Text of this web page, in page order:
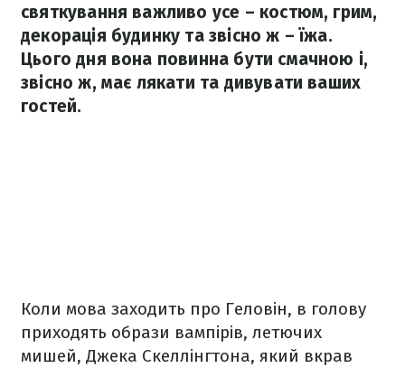
святкування важливо усе – костюм, грим,
декорація будинку та звісно ж – їжа.
Цього дня вона повинна бути смачною і,
звісно ж, має лякати та дивувати ваших
гостей.
Коли мова заходить про Геловін, в голову
приходять образи вампірів, летючих
мишей, Джека Скеллінгтона, який вкрав